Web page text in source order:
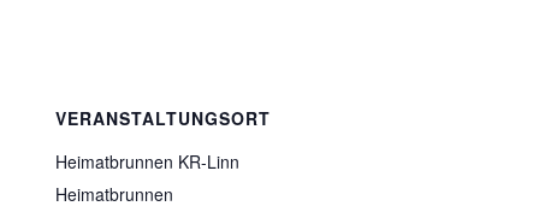
VERANSTALTUNGSORT
Heimatbrunnen KR-Linn
Heimatbrunnen